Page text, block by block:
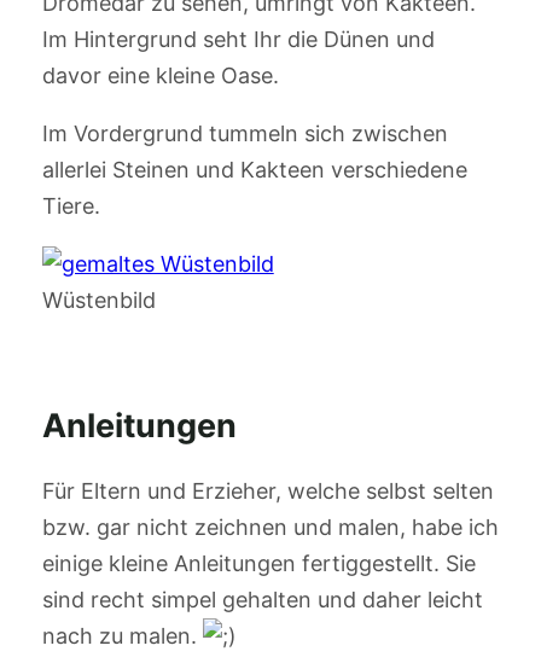
Im Hintergrund seht Ihr die Dünen und
davor eine kleine Oase.
Im Vordergrund tummeln sich zwischen
allerlei Steinen und Kakteen verschiedene
Tiere.
Wüstenbild
Anleitungen
Für Eltern und Erzieher, welche selbst selten
bzw. gar nicht zeichnen und malen, habe ich
einige kleine Anleitungen fertiggestellt. Sie
sind recht simpel gehalten und daher leicht
nach zu malen.